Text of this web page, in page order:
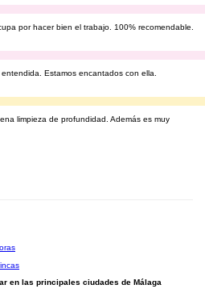
por hacer bien el trabajo. 100% recomendable.
Estamos encantados con ella.
limpieza de profundidad. Además es muy
en las principales ciudades de Málaga